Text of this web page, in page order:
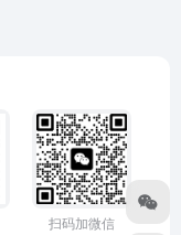
扫码加微信